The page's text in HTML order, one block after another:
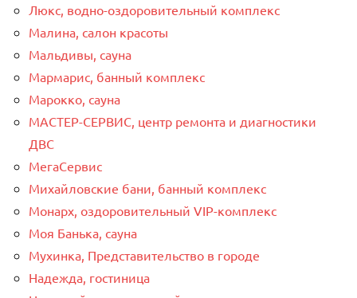
Люкс, водно-оздоровительный комплекс
Малина, салон красоты
Мальдивы, сауна
Мармарис, банный комплекс
Марокко, сауна
МАСТЕР-СЕРВИС, центр ремонта и диагностики
ДВС
МегаСервис
Михайловские бани, банный комплекс
Монарх, оздоровительный VIP-комплекс
Моя Банька, сауна
Мухинка, Представительство в городе
Надежда, гостиница